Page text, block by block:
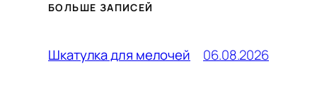
БОЛЬШЕ ЗАПИСЕЙ
Шкатулка для мелочей 06.08.2026